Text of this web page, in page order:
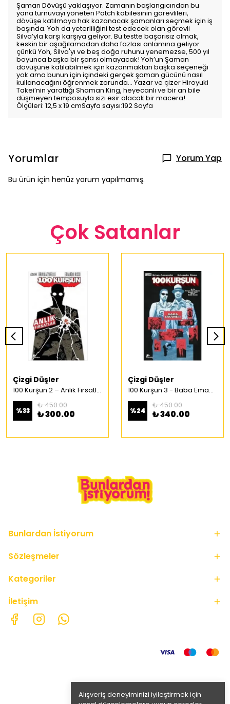
Alışveriş deneyiminizi iyileştirmek için
Şaman Dövüşü yaklaşıyor. Zamanın başlangıcından bu
yana turnuvayı yöneten Patch kabilesinin görevlileri,
dövüşe katılmaya hak kazanacak şamanları seçmek için iş
başında. Yoh da yeterliliğini test edecek olan görevli
Silva’yla karşı karşıya geliyor. Bu testte başarısız olmak,
keskin bir aşağılamadan daha fazlası anlamına geliyor
çünkü Yoh, Silva'yı ve beş doğa ruhunu yenemezse, 500 yıl
boyunca başka bir şansı olmayacak! Yoh’un Şaman
dövüşüne katılabilmek için kazanmaktan başka seçeneği
yok ama bunun için içindeki gerçek şaman gücünü nasıl
kullanacağını öğrenmek zorunda… Yazar ve çizer Hiroyuki
Takei’nin yarattığı Shaman King, heyecanlı ve bir an bile
düşmeyen temposuyla sizi esir alacak bir macera!
Ölçüleri: 12,5 x 19 cmSayfa sayısı:192 Sayfa
Yorumlar Yorum Yap
Bu ürün için henüz yorum yapılmamış.
Çok Satanlar
Çizgi Düşler
100 Kurşun 2 – Anlık Fırsatlar Türkçe Çizgi Roman
%33
₺ 450.00
₺ 300.00
Çizgi Düşler
100 Kurşun 3 - Baba Emaneti Türkçe Çizgi Roman
%24
₺ 450.00
₺ 340.00
Bunlardan İstiyorum
Sözleşmeler
Kategoriler
İletişim